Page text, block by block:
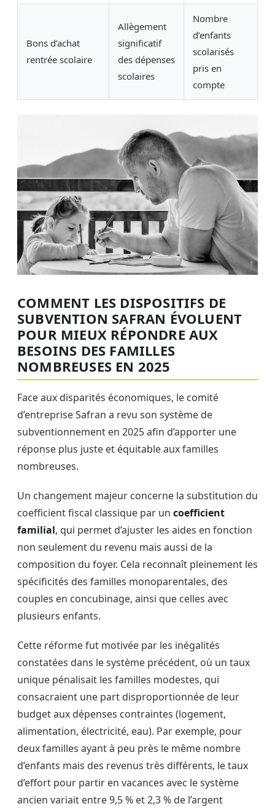
Bons d’achat
rentrée scolaire
Allègement
significatif
des dépenses
scolaires
Nombre
d’enfants
scolarisés
pris en
compte
COMMENT LES DISPOSITIFS DE
SUBVENTION SAFRAN ÉVOLUENT
POUR MIEUX RÉPONDRE AUX
BESOINS DES FAMILLES
NOMBREUSES EN 2025
Face aux disparités économiques, le comité
d’entreprise Safran a revu son système de
subventionnement en 2025 afin d’apporter une
réponse plus juste et équitable aux familles
nombreuses.
Un changement majeur concerne la substitution du
coefficient fiscal classique par un coefficient
familial, qui permet d’ajuster les aides en fonction
non seulement du revenu mais aussi de la
composition du foyer. Cela reconnaît pleinement les
spécificités des familles monoparentales, des
couples en concubinage, ainsi que celles avec
plusieurs enfants.
Cette réforme fut motivée par les inégalités
constatées dans le système précédent, où un taux
unique pénalisait les familles modestes, qui
consacraient une part disproportionnée de leur
budget aux dépenses contraintes (logement,
alimentation, électricité, eau). Par exemple, pour
deux familles ayant à peu près le même nombre
d’enfants mais des revenus très différents, le taux
d’effort pour partir en vacances avec le système
ancien variait entre 9,5 % et 2,3 % de l’argent